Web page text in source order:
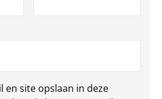
en site opslaan in deze